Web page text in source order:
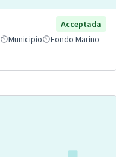
Acceptada
Municipio
Fondo Marino